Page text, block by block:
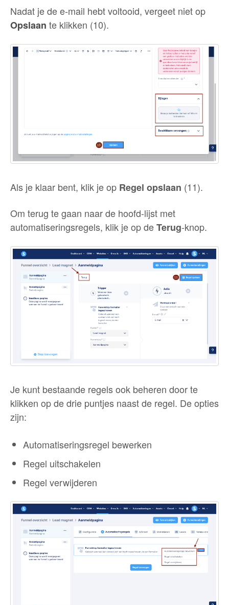
Nadat je de e-mail hebt voltooid, vergeet niet op
Opslaan te klikken (10).
Als je klaar bent, klik je op Regel opslaan (11).
Om terug te gaan naar de hoofd-lijst met
automatiseringsregels, klik je op deTerug-knop.
Je kunt bestaande regels ook beheren door te
klikken op de drie puntjes naast de regel. De opties
zijn:
Automatiseringsregel bewerken
Regel uitschakelen
Regel verwijderen